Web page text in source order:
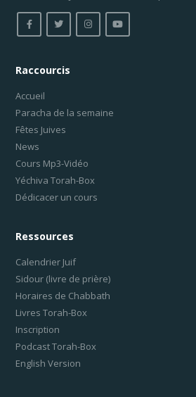
Raccourcis
Accueil
Paracha de la semaine
Fêtes Juives
News
Cours Mp3-Vidéo
Yéchiva Torah-Box
Dédicacer un cours
Ressources
Calendrier Juif
Sidour (livre de prière)
Horaires de Chabbath
Livres Torah-Box
Inscription
Podcast Torah-Box
English Version